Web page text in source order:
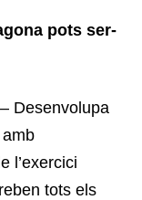
pots ser-
Desenvolupa
amb
l’exercici
tots els